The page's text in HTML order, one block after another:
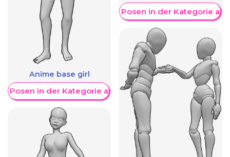
Anime base girl
Posen in der Kategorie anzeigen
Weitere Posen in der Kategorie